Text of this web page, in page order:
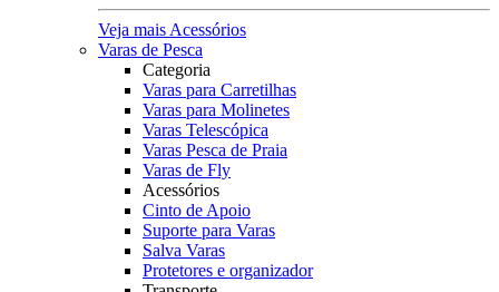
Veja mais Acessórios
Varas de Pesca
Categoria
Varas para Carretilhas
Varas para Molinetes
Varas Telescópica
Varas Pesca de Praia
Varas de Fly
Acessórios
Cinto de Apoio
Suporte para Varas
Salva Varas
Protetores e organizador